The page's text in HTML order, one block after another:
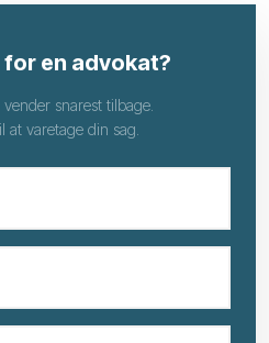
for en advokat?
snarest tilbage.
varetage din sag.